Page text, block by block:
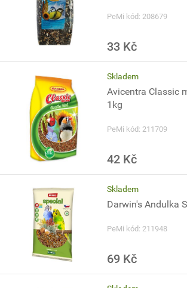
PeMi kód: 208679
33 Kč
Skladem
Avicentra Classic
1kg
PeMi kód: 211709
42 Kč
Skladem
Darwin's Andulka
PeMi kód: 211948
69 Kč